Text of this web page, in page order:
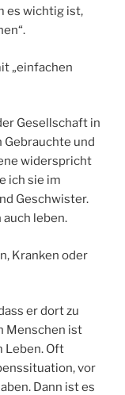
es wichtig ist,
„einfachen
Gesellschaft in
Gebrauchte und
widerspricht
ich sie im
Geschwister.
leben.
Kranken oder
er dort zu
Menschen ist
Leben. Oft
vor
Dann ist es